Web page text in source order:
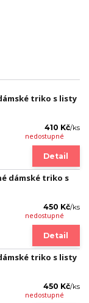
triko s listy
410 Kč/ks
nedostupné
Detail
dámské triko s
450 Kč/ks
nedostupné
Detail
triko s listy
450 Kč/ks
nedostupné